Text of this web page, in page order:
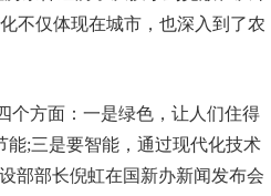
不仅体现在城市，也深入到了农
个方面：一是绿色，让人们住得
;三是要智能，通过现代化技术
部部长倪虹在国新办新闻发布会